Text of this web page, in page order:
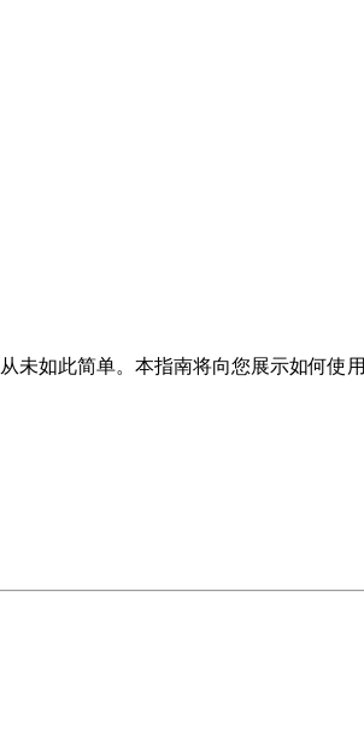
未如此简单。本指南将向您展示如何使用